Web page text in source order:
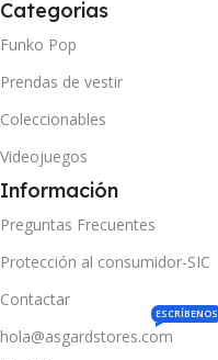
Categorias
Funko Pop
Prendas de vestir
Coleccionables
Videojuegos
Información
Preguntas Frecuentes
Protección al consumidor-SIC
Contactar
hola@asgardstores.com
ESCRÍBENOS